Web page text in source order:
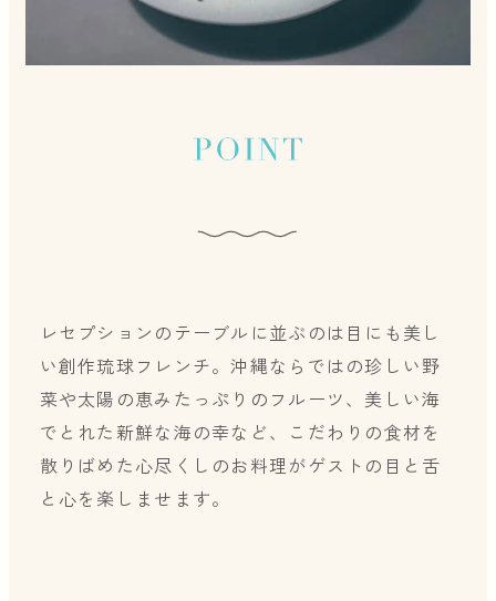
レセプションのテーブルに並ぶのは目にも美し
い創作琉球フレンチ。沖縄ならではの珍しい野
菜や太陽の恵みたっぷりのフルーツ、美しい海
でとれた新鮮な海の幸など、こだわりの食材を
散りばめた心尽くしのお料理がゲストの目と舌
と心を楽しませます。